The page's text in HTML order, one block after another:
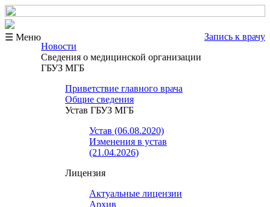
☰ Меню
Запись к врачу
Новости
Сведения о медицинской организации
ГБУЗ МГБ
Приветствие главного врача
Общие сведения
Устав ГБУЗ МГБ
Устав (06.08.2020)
Изменения в устав
(21.04.2026)
Лицензия
Актуальные лицензии
Архив